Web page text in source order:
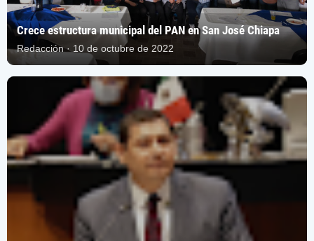
Crece estructura municipal del PAN en San José Chiapa
Redacción · 10 de octubre de 2022